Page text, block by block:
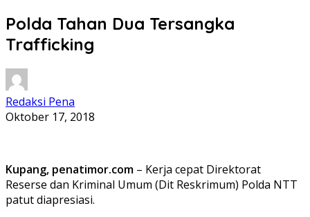
Polda Tahan Dua Tersangka
Trafficking
Redaksi Pena
Oktober 17, 2018
Kupang, penatimor.com – Kerja cepat Direktorat
Reserse dan Kriminal Umum (Dit Reskrimum) Polda NTT
patut diapresiasi.